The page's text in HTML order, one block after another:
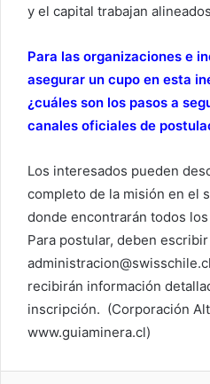
y el capital trabajan
Para las organizaciones e
asegurar un cupo en esta
¿cuáles son los pasos a
canales oficiales de
Los interesados pueden
completo de la misión en el
donde encontrarán todos
Para postular, deben
recibirán información
inscripción. (Corporación
www.guiaminera.cl)